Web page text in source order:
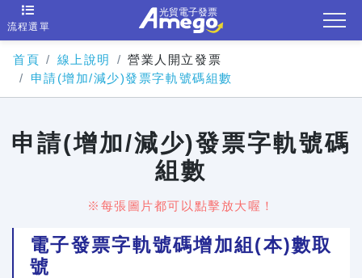
流程選單
首頁 線上說明
營業人開立發票
申請(增加/減少)發票字軌號碼組數
申請(增加/減少)發票字軌號碼
組數
※每張圖片都可以點擊放大喔！
電子發票字軌號碼增加組(本)數取
號